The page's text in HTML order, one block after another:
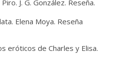
J. G. González. Reseña.
Elena Moya. Reseña
eróticos de Charles y Elisa.